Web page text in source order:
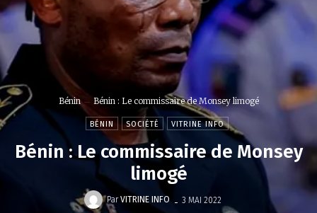
Bénin Bénin : Le commissaire de Monsey limogé
BÉNIN SOCIÉTÉ VITRINE INFO
Bénin : Le commissaire de Monsey
limogé
Par VITRINE INFO - 3 MAI 2022